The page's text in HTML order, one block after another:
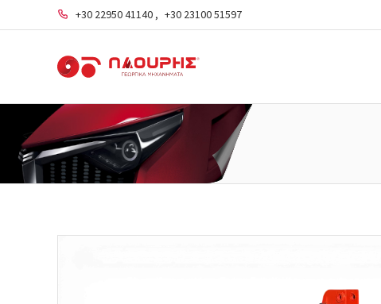
+30 22950 41140 , +30 23100 51597